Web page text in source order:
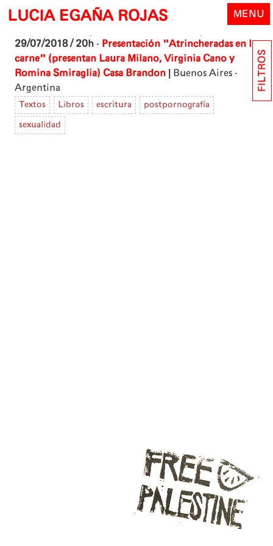
Skip
content
LUCIA EGAÑA ROJAS MENU
29/07/2018 / 20h - Presentación "Atrincheradas en la
carne" (presentan Laura Milano, Virginia Cano y
Romina Smiraglia) Casa Brandon
Buenos Aires -
Argentina
Textos Libros escritura postpornografía
sexualidad
FILTROS